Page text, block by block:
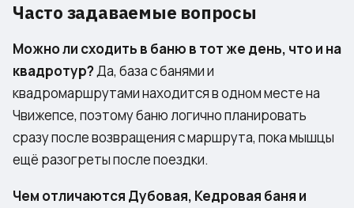
Часто задаваемые вопросы
Можно ли сходить в баню в тот же день, что и на
квадротур?Да, база с банями и
квадромаршрутами находится в одном месте на
Чвижепсе, поэтому баню логично планировать
сразу после возвращения с маршрута, пока мышцы
ещё разогреты после поездки.
Чем отличаются Дубовая, Кедровая баня и